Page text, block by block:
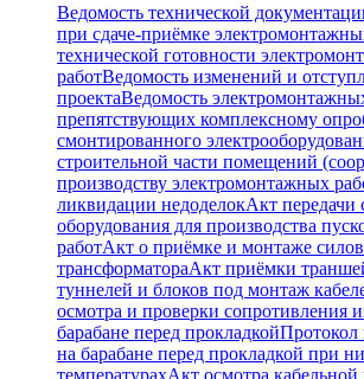
Ведомость технической
при сдаче-приёмке
технической готовности
работВедомость изменений и
проектаВедомость
препятствующих комплексному
смонтированного
строительной части помещений
производству электромонтажных
ликвидации недоделокАкт передачи
оборудования для производства
работАкт о приёмке и монтаже
трансформатораАкт приёмки
туннелей и блоков под монтаж
осмотра и проверки сопротивления
барабане перед прокладкойПротокол
на барабане перед прокладкой при
температурахАкт осмотра кабельной